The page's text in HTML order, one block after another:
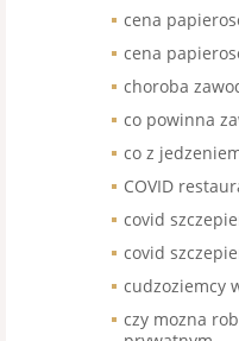
cena
cena
choroba
co powinna
co z
COVID
covid
covid
cudzoziemcy
czy mozna